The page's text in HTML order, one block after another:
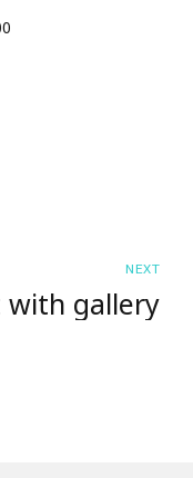
NEXT
with gallery